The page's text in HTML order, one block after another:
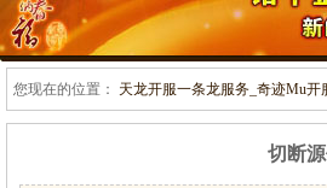
您现在的位置： 天龙开服一条龙服务_奇迹Mu开
切断